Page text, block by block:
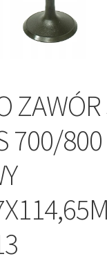
ZAWÓR
700/